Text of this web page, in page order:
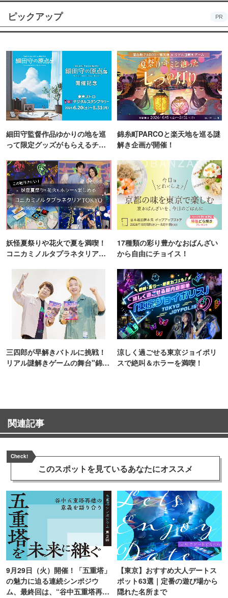
ピックアップ PR
細田守監督作品ゆかりの地を巡
って限定グッズがもらえるチャ
錦糸町PARCOと楽天地を巡る謎
解き企画が開催！
妖怪夏祭りや花火で夏を満喫！
コニカミノルタプラネタリア
17種類の彩り豊かなおばんざい
から自由にチョイス！
三四郎が早解きバトルに挑戦！
リアル謎解きゲームの舞台"錦糸
涼しく過ごせる東京ジョイポリ
スで絶叫＆ホラーを満喫！
関連記事
Check!
このスポットを見ているあなたにオススメ
9月29日（火）開催！「五重塔」
の魅力に迫る連続シンポジウ
ム、最終回は、“谷中五重塔再建
【東京】おすすめ大人デートス
ポット63選｜定番の遊び場から
隠れた名所まで